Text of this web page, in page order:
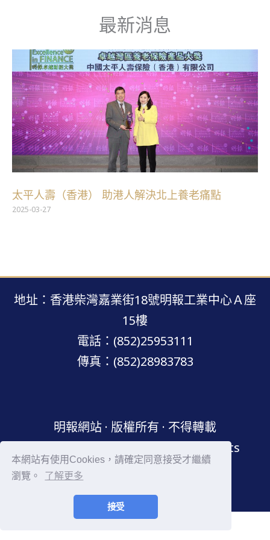
本網站有使用Cookies，請確定同意接受才繼續
瀏覽。
了解更多
接受
最新消息
太平人壽（香港） 助港人解決北上養老痛點
2025-03-27
地址：香港柴灣嘉業街18號明報工業中心Ａ座
15樓
電話：(852)25953111
傳真：(852)28983783
明報網站 · 版權所有 · 不得轉載
Copyright © Mingpao.com All rights
reserved.